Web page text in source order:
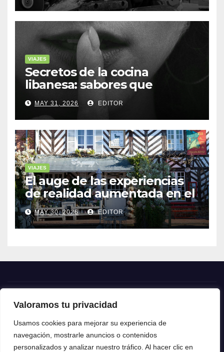
Valoramos tu privacidad
Usamos cookies para mejorar su experiencia de
navegación, mostrarle anuncios o contenidos
personalizados y analizar nuestro tráfico. Al hacer clic en
VIAJES
Secretos de la cocina
libanesa: sabores que
cuentan historias
MAY 31, 2026 EDITOR
VIAJES
El auge de las experiencias
de realidad aumentada en el
turismo
MAY 30, 2026 EDITOR
Crónica24
Crónica 24